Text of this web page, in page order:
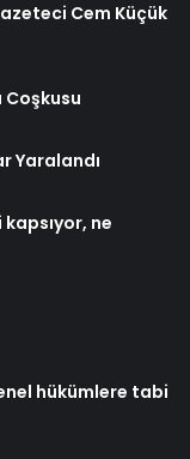
Cem Küçük
Coşkusu
Yaralandı
ne
hükümlere tabi